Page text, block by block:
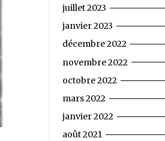
juillet 2023
janvier 2023
décembre 2022
novembre 2022
octobre 2022
mars 2022
janvier 2022
août 2021